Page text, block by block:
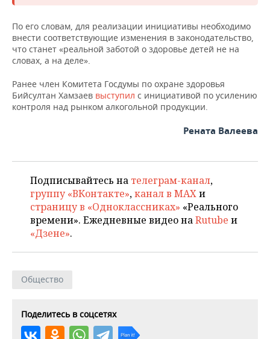
По его словам, для реализации инициативы необходимо
внести соответствующие изменения в законодательство,
что станет «реальной заботой о здоровье детей не на
словах, а на деле».
Ранее член Комитета Госдумы по охране здоровья
Бийсултан Хамзаев выступил с инициативой по усилению
контроля над рынком алкогольной продукции.
Рената Валеева
Подписывайтесь на телеграм-канал,
группу «ВКонтакте»,канал в MAXи
страницу в «Одноклассниках» «Реального
времени». Ежедневные видео наRutube и
«Дзене».
Общество
Поделитесь в соцсетях